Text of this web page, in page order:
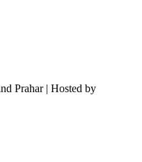
Prahar | Hosted by